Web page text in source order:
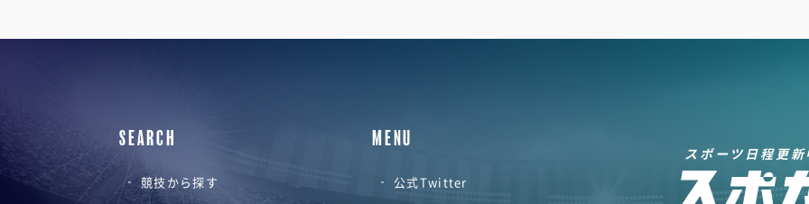
SEARCH
競技から探す
MENU
公式Twitter
スポーツ日程更新